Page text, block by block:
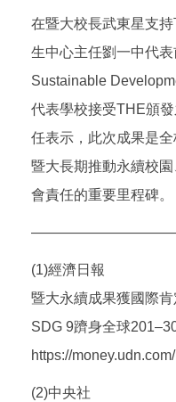
在暨大校長武東星支
生中心主任劉一中代
Sustainable
代表學校接受THE頒
任表示，此次成果是
暨大長期推動永續校
會責任的重要里程碑。
(1)經濟日報
暨大永續成果獲國際
SDG 9躋身全球
https://
(2)中央社